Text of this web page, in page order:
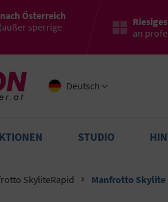
Österreich
sperrige
an
Deutsch
STUDIO
SkyliteRapid Manfrotto Skylite